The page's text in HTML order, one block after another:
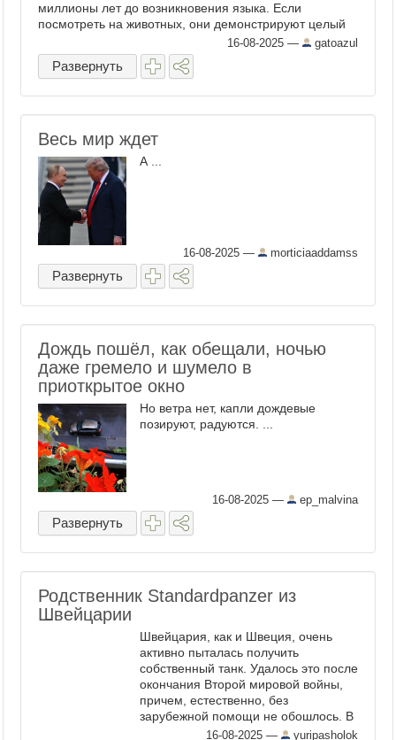
миллионы лет до возникновения языка. Если
посмотреть на животных, они демонстрируют целый
16-08-2025 — gatoazul
Развернуть
Весь мир ждет
А ...
16-08-2025 — morticiaaddamss
Развернуть
Дождь пошёл, как обещали, ночью
даже гремело и шумело в
приоткрытое окно
Но ветра нет, капли дождевые
позируют, радуются. ...
16-08-2025 — ep_malvina
Развернуть
Родственник Standardpanzer из
Швейцарии
Швейцария, как и Швеция, очень
активно пыталась получить
собственный танк. Удалось это после
окончания Второй мировой войны,
причем, естественно, без
зарубежной помощи не обошлось. В
1953 конгломерат немецких фирм
16-08-2025 — yuripasholok